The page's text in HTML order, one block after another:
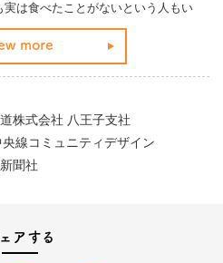
は食べたことがないという人もい
こだわりにググっと迫って、長年
中央線のカレー好きならぜひ一度
more
株式会社 八王子支社
線コミュニティデザイン
聞社
アする